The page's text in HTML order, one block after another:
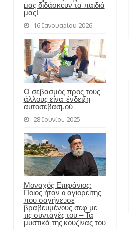
μας διδάσκουν τα παιδιά
μας!
16 Ιανουαρίου 2026
Ο σεβασμός προς τους
άλλους είναι ένδειξη
αυτοσεβασμού
28 Ιουνίου 2025
Μοναχός Επιφάνιος:
Ποιος ήταν ο αγιορείτης
που σαγήνευσε
βραβευμένους σεφ με
τις συνταγές του – Τα
μυστικά της κουζίνας του